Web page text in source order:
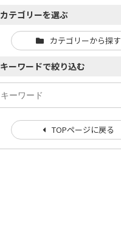
カテゴリーを選ぶ
カテゴリーから探す
キーワードで絞り込む
TOPページに戻る